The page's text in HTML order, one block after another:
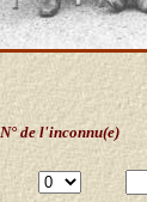
N° de l'inconnu(e)